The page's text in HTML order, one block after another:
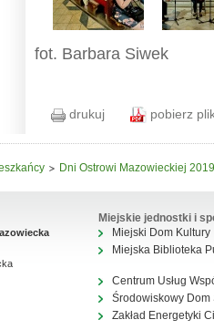
fot. Barbara Siwek
drukuj pobierz
Dni Ostrowi Mazowieckiej 2019
Miejskie jednostki i
Miejski Dom Kultury
Miejska Biblioteka
Centrum Usług
Środowiskowy Dom
Zakład Energetyki